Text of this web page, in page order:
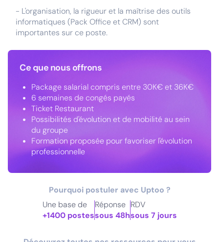
- L'organisation, la rigueur et la maîtrise des outils
informatiques (Pack Office et CRM) sont
importantes sur ce poste.
Ce que nous offrons
Package salarial compris entre 30K€ et 36K€
6 semaines de congés payés
Ticket Restaurant
Possibilités d'évolution et de mobilité au sein
du groupe
Formation proposée pour favoriser l'évolution
professionnelle
Pourquoi postuler avec Uptoo ?
Une base de
+1400 postes
Réponse
sous 48h
RDV
sous 7 jours